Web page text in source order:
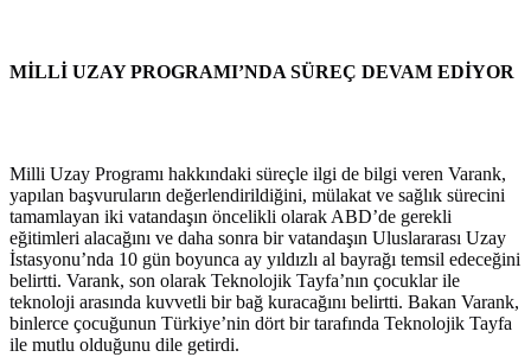
MİLLİ UZAY PROGRAMI’NDA SÜREÇ DEVAM EDİYOR
Milli Uzay Programı hakkındaki süreçle ilgi de bilgi veren Varank,
yapılan başvuruların değerlendirildiğini, mülakat ve sağlık sürecini
tamamlayan iki vatandaşın öncelikli olarak ABD’de gerekli
eğitimleri alacağını ve daha sonra bir vatandaşın Uluslararası Uzay
İstasyonu’nda 10 gün boyunca ay yıldızlı al bayrağı temsil edeceğini
belirtti. Varank, son olarak Teknolojik Tayfa’nın çocuklar ile
teknoloji arasında kuvvetli bir bağ kuracağını belirtti. Bakan Varank,
binlerce çocuğunun Türkiye’nin dört bir tarafında Teknolojik Tayfa
ile mutlu olduğunu dile getirdi.